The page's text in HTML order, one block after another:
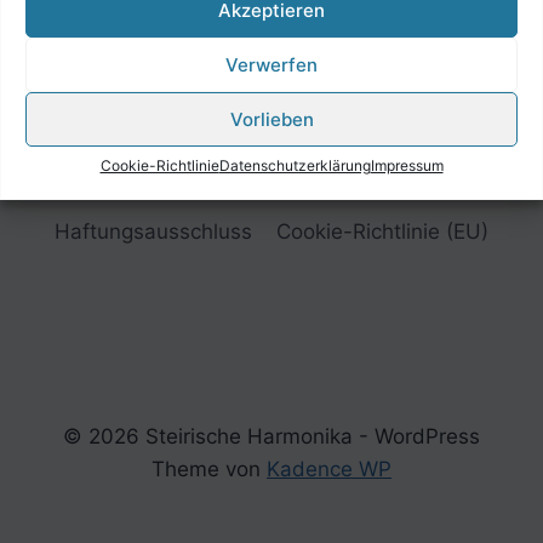
Akzeptieren
Verwerfen
Vorlieben
Cookie-RichtlinieDatenschutzerklärungImpressum
Haftungsausschluss
Cookie-Richtlinie (EU)
© 2026 Steirische Harmonika - WordPress
Theme von Kadence WP